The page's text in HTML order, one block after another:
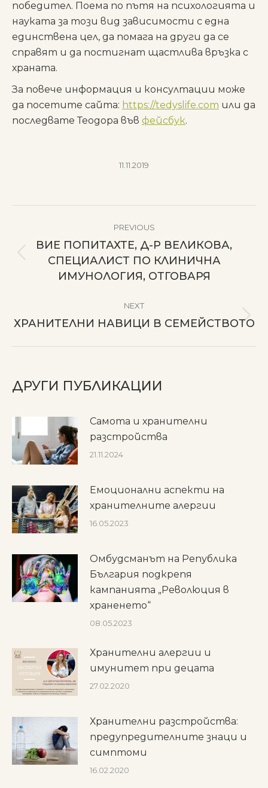
победител. Поема по пътя на психологията и
науката за този вид зависимости с една
единствена цел, да помaга на други да се
справят и да постигнат щастлива връзка с
храната.
За повече информация и консултации може
да посетите сайта: https://tedyslife.com или да
последвате Теодора във фейсбук.
11.11.2019
NAVIGATIONPREVIOUS
Previous
post:
ВИЕ ПОПИТАХТЕ, Д-Р ВЕЛИКОВА,
СПЕЦИАЛИСТ ПО КЛИНИЧНА
ИМУНОЛОГИЯ, ОТГОВАРЯ
NEXT
Next
ХРАНИТЕЛНИ НАВИЦИ В СЕМЕЙСТВОТО
ДРУГИ ПУБЛИКАЦИИ
Самота и хранителни
разстройства
21.11.2024
Емоционални аспекти на
хранителните алергии
16.05.2023
Омбудсманът на Република
България подкрепя
кампанията „Революция в
храненето“
08.05.2023
Хранителни алергии и
имунитет при децата
27.02.2020
Хранителни разстройства:
предупредителните знаци и
симптоми
16.02.2020